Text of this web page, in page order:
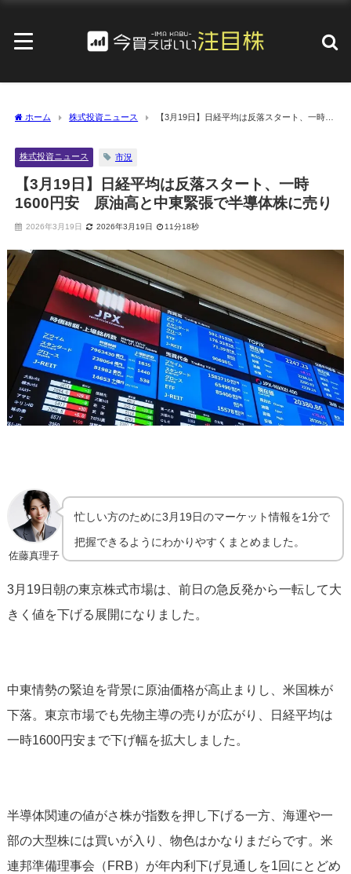
ホーム 株式投資ニュース
【3月19日】日経平均は反落スタート、一時
株式投資ニュース 市況
【3月19日】日経平均は反落スタート、一時
1600円安 原油高と中東緊張で半導体株に売り
2026年3月19日 2026年3月19日 11分18秒
佐藤真理子
忙しい方のために3月19日のマーケット情報を1分で
把握できるようにわかりやすくまとめました。
3月19日朝の東京株式市場は、前日の急反発から一転して大
きく値を下げる展開になりました。
中東情勢の緊迫を背景に原油価格が高止まりし、米国株が
下落。東京市場でも先物主導の売りが広がり、日経平均は
一時1600円安まで下げ幅を拡大しました。
半導体関連の値がさ株が指数を押し下げる一方、海運や一
部の大型株には買いが入り、物色はかなりまだらです。米
連邦準備理事会（FRB）が年内利下げ見通しを1回にとどめ